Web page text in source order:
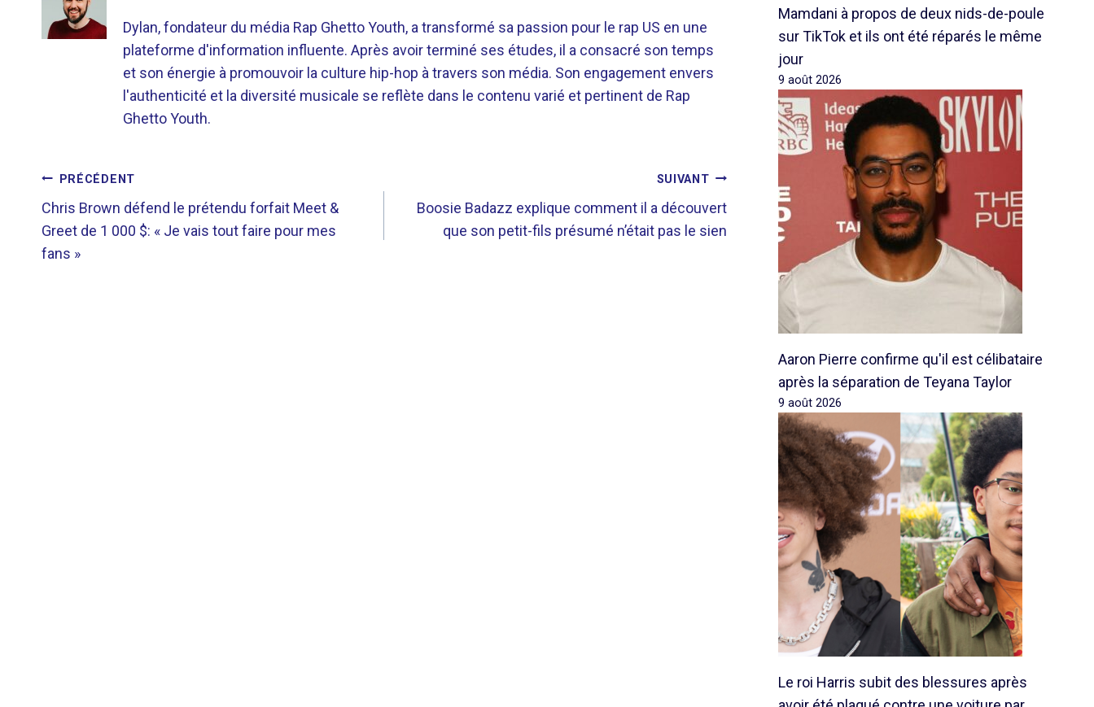
Dylan, fondateur du média Rap Ghetto Youth, a transformé sa passion pour le rap US en une
plateforme d'information influente. Après avoir terminé ses études, il a consacré son temps
et son énergie à promouvoir la culture hip-hop à travers son média. Son engagement envers
l'authenticité et la diversité musicale se reflète dans le contenu varié et pertinent de Rap
Ghetto Youth.
NAVIGATION
DE
L’ARTICLE
PRÉCÉDENT
Chris Brown défend le prétendu forfait Meet &
Greet de 1 000 $: « Je vais tout faire pour mes
fans »
SUIVANT
Boosie Badazz explique comment il a découvert
que son petit-fils présumé n’était pas le sien
Mamdani à propos de deux nids-de-poule
sur TikTok et ils ont été réparés le même
jour
9 août 2026
Aaron Pierre confirme qu'il est célibataire
après la séparation de Teyana Taylor
9 août 2026
Le roi Harris subit des blessures après